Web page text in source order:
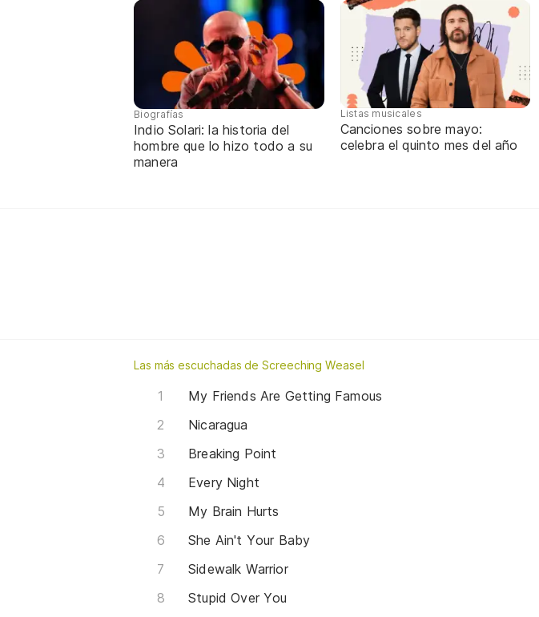
Biografías
Indio Solari: la historia del
hombre que lo hizo todo a su
manera
Listas musicales
Canciones sobre mayo:
celebra el quinto mes del año
Las más escuchadas de Screeching Weasel
My Friends Are Getting Famous
Nicaragua
Breaking Point
Every Night
My Brain Hurts
She Ain't Your Baby
Sidewalk Warrior
Stupid Over You